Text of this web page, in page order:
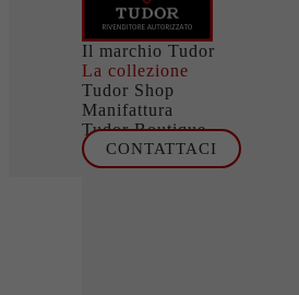
Il marchio Tudor
La collezione
Tudor Shop
Manifattura
Tudor Boutique
CONTATTACI